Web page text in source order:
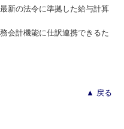
新の法令に準拠した給与計算
会計機能に仕訳連携できるた
▲ 戻る